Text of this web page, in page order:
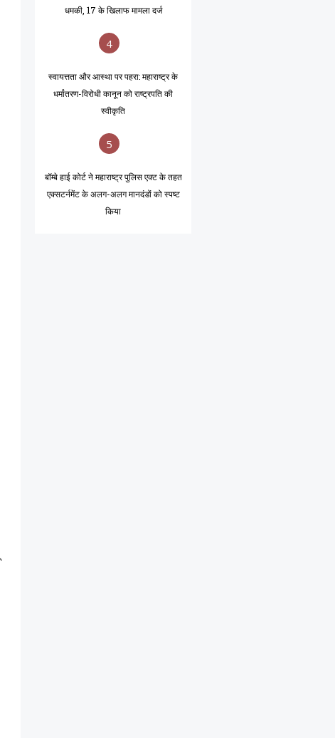
धमकी, 17 के खिलाफ मामला दर्ज
4
स्वायत्तता और आस्था पर पहरा: महाराष्ट्र के
धर्मांतरण-विरोधी कानून को राष्ट्रपति की
स्वीकृति
5
बॉम्बे हाई कोर्ट ने महाराष्ट्र पुलिस एक्ट के तहत
एक्सटर्नमेंट के अलग-अलग मानदंडों को स्पष्ट
किया